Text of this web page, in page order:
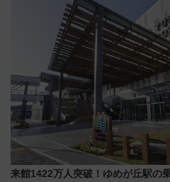
来館1422万人突破！ゆめが丘駅